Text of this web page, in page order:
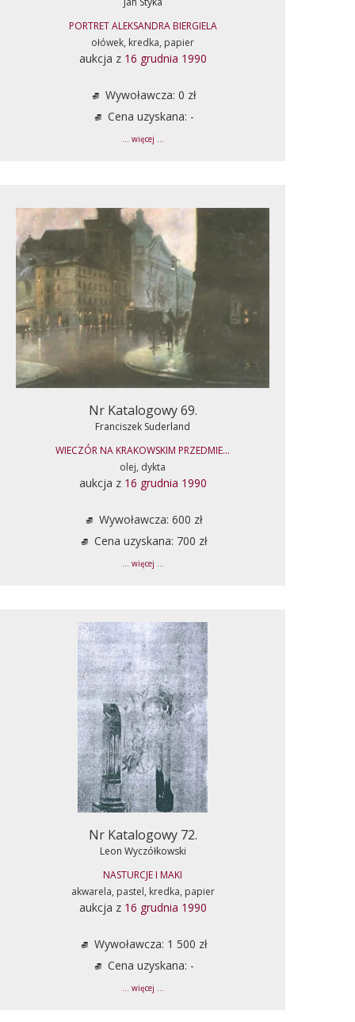
PORTRET ALEKSANDRA BIERGIELA
ołówek, kredka, papier
aukcja z 16 grudnia 1990
Wywoławcza: 0 zł
Cena uzyskana: -
... więcej ...
Nr Katalogowy 69.
Franciszek Suderland
WIECZÓR NA KRAKOWSKIM PRZEDMIE...
olej, dykta
aukcja z 16 grudnia 1990
Wywoławcza: 600 zł
Cena uzyskana: 700 zł
... więcej ...
Nr Katalogowy 72.
Leon Wyczółkowski
NASTURCJE I MAKI
akwarela, pastel, kredka, papier
aukcja z 16 grudnia 1990
Wywoławcza: 1 500 zł
Cena uzyskana: -
... więcej ...